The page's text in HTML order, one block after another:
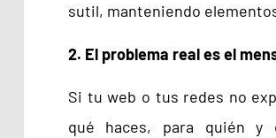
sutil, manteniendo
2. El problema real es el
Si tu web o tus redes no
qué haces, para quién y